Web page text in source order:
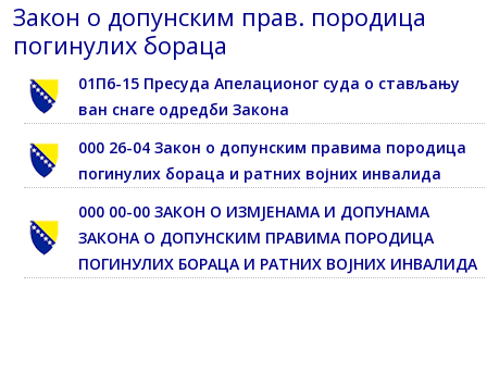
Закон о допунским прав. породица
погинулих бораца
01П6-15 Пресуда Апелационог суда о стављању
ван снаге одредби Закона
000 26-04 Закон о допунским правима породица
погинулих бораца и ратних војних инвалида
000 00-00 ЗАКОН О ИЗМЈЕНАМА И ДОПУНАМА
ЗАКОНА О ДОПУНСКИМ ПРАВИМА ПОРОДИЦА
ПОГИНУЛИХ БОРАЦА И РАТНИХ ВОЈНИХ ИНВАЛИДА